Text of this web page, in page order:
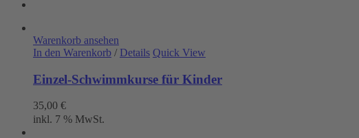
Warenkorb ansehen
In den Warenkorb / Details Quick View
Einzel-Schwimmkurse für Kinder
35,00 €
inkl. 7 % MwSt.